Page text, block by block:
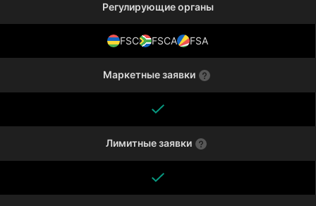
Регулирующие органы
FSC FSCA FSA
Маркетные заявки
Лимитные заявки